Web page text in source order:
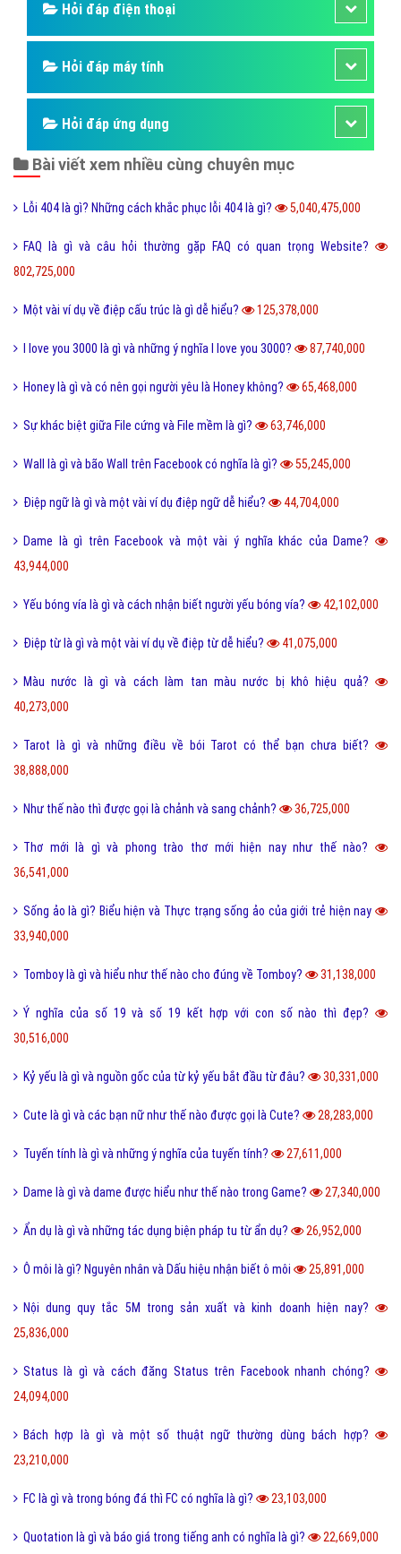
Hỏi đáp điện thoại
Hỏi đáp máy tính
Hỏi đáp ứng dụng
Bài viết xem nhiều cùng chuyên mục
Lỗi 404 là gì? Những cách khắc phục lỗi 404 là gì? 5,040,475,000
FAQ là gì và câu hỏi thường gặp FAQ có quan trọng Website?
802,725,000
Một vài ví dụ về điệp cấu trúc là gì dễ hiểu? 125,378,000
I love you 3000 là gì và những ý nghĩa I love you 3000? 87,740,000
Honey là gì và có nên gọi người yêu là Honey không? 65,468,000
Sự khác biệt giữa File cứng và File mềm là gì? 63,746,000
Wall là gì và bão Wall trên Facebook có nghĩa là gì? 55,245,000
Điệp ngữ là gì và một vài ví dụ điệp ngữ dễ hiểu? 44,704,000
Dame là gì trên Facebook và một vài ý nghĩa khác của Dame?
43,944,000
Yếu bóng vía là gì và cách nhận biết người yếu bóng vía? 42,102,000
Điệp từ là gì và một vài ví dụ về điệp từ dễ hiểu? 41,075,000
Màu nước là gì và cách làm tan màu nước bị khô hiệu quả?
40,273,000
Tarot là gì và những điều về bói Tarot có thể bạn chưa biết?
38,888,000
Như thế nào thì được gọi là chảnh và sang chảnh? 36,725,000
Thơ mới là gì và phong trào thơ mới hiện nay như thế nào?
36,541,000
Sống ảo là gì? Biểu hiện và Thực trạng sống ảo của giới trẻ hiện nay
33,940,000
Tomboy là gì và hiểu như thế nào cho đúng về Tomboy? 31,138,000
Ý nghĩa của số 19 và số 19 kết hợp với con số nào thì đẹp?
30,516,000
Kỷ yếu là gì và nguồn gốc của từ kỷ yếu bắt đầu từ đâu? 30,331,000
Cute là gì và các bạn nữ như thế nào được gọi là Cute? 28,283,000
Tuyến tính là gì và những ý nghĩa của tuyến tính? 27,611,000
Dame là gì và dame được hiểu như thế nào trong Game? 27,340,000
Ẩn dụ là gì và những tác dụng biện pháp tu từ ẩn dụ? 26,952,000
Ô môi là gì? Nguyên nhân và Dấu hiệu nhận biết ô môi 25,891,000
Nội dung quy tắc 5M trong sản xuất và kinh doanh hiện nay?
25,836,000
Status là gì và cách đăng Status trên Facebook nhanh chóng?
24,094,000
Bách hợp là gì và một số thuật ngữ thường dùng bách hợp?
23,210,000
FC là gì và trong bóng đá thì FC có nghĩa là gì? 23,103,000
Quotation là gì và báo giá trong tiếng anh có nghĩa là gì? 22,669,000